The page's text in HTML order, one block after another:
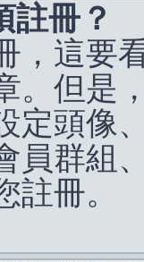
註冊？
，這要
。但是
定頭像
員群組
註冊。